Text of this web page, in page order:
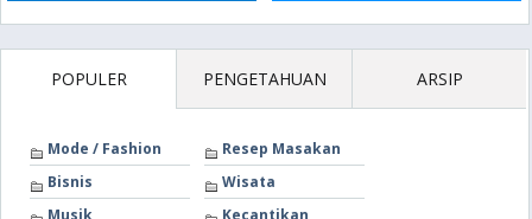
POPULER PENGETAHUAN ARSIP
Mode / Fashion
Resep Masakan
Bisnis
Wisata
Musik
Kecantikan